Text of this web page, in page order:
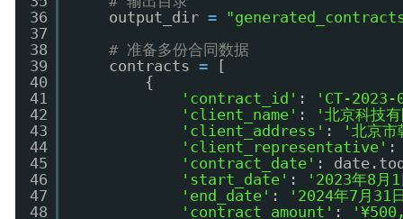
36
37
38
39
40
41
42
43
44
45
46
47
48
output_dir =
# 准备多份合同数据
contracts =
{
'contract_id' :
'CT-2023-
'client_name' :
'北京科技
'client_address' :
'北京市
'client_representative'
'contract_date' :
'start_date' :
'2023年8月
'end_date' :
'2024年7月31
'contract_amount' :